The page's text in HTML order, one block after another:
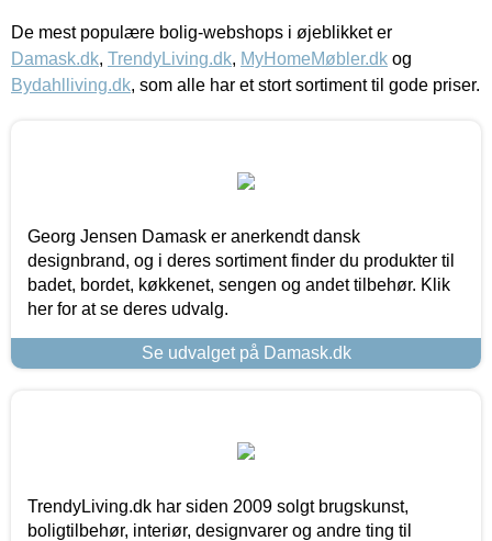
De mest populære bolig-webshops i øjeblikket er
Damask.dk, TrendyLiving.dk, MyHomeMøbler.dk og
Bydahlliving.dk, som alle har et stort sortiment til gode priser.
Georg Jensen Damask er anerkendt dansk
designbrand, og i deres sortiment finder du produkter til
badet, bordet, køkkenet, sengen og andet tilbehør. Klik
her for at se deres udvalg.
Se udvalget på Damask.dk
TrendyLiving.dk har siden 2009 solgt brugskunst,
boligtilbehør, interiør, designvarer og andre ting til